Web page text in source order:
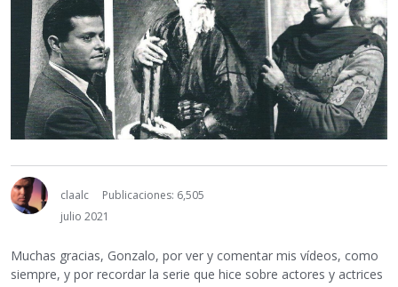
claalc
Publicaciones: 6,505
julio 2021
Muchas gracias, Gonzalo, por ver y comentar mis vídeos, como
siempre, y por recordar la serie que hice sobre actores y actrices